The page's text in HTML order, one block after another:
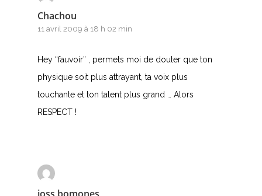
Chachou
11 avril 2009 à 18 h 02 min
Hey “fauvoir” , permets moi de douter que ton
physique soit plus attrayant, ta voix plus
touchante et ton talent plus grand … Alors
RESPECT !
K
L